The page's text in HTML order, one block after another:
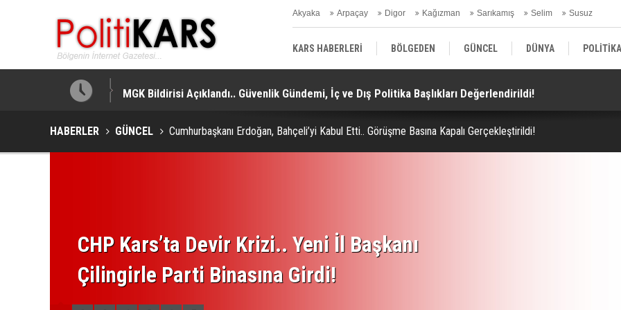
Akyaka Arpaçay Digor Kağızman Sarıkamış Selim Susuz
KARS HABERLERİ BÖLGEDEN GÜNCEL DÜNYA POLİTİKA
EKONOMİ | FİNANS | OTOMOTİV KÜLTÜR | SANAT | MAGAZİN
MGK Bildirisi Açıklandı.. Güvenlik Gündemi, İç ve Dış Politika Başlıkları Değerlendirildi!
HABERLER GÜNCEL Cumhurbaşkanı Erdoğan, Bahçeli’yi Kabul Etti.. Görüşme Basına Kapalı Gerçekleştirildi!
CHP Kars’ta Devir Krizi.. Yeni İl Başkanı
Çilingirle Parti Binasına Girdi!